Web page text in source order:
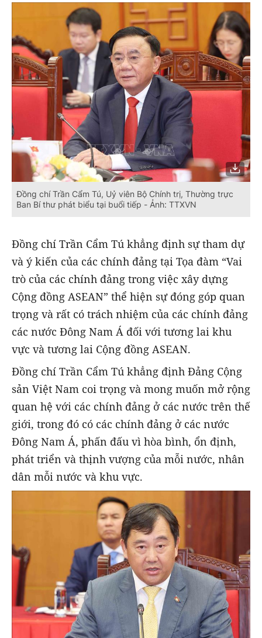
Đồng chí Trần Cẩm Tú, Uỷ viên Bộ Chính trị, Thường trực
Ban Bí thư phát biểu tại buổi tiếp - Ảnh: TTXVN
Đồng chí Trần Cẩm Tú khẳng định sự tham dự
và ý kiến của các chính đảng tại Tọa đàm “Vai
trò của các chính đảng trong việc xây dựng
Cộng đồng ASEAN” thể hiện sự đóng góp quan
trọng và rất có trách nhiệm của các chính đảng
các nước Đông Nam Á đối với tương lai khu
vực và tương lai Cộng đồng ASEAN.
Đồng chí Trần Cẩm Tú khẳng định Đảng Cộng
sản Việt Nam coi trọng và mong muốn mở rộng
quan hệ với các chính đảng ở các nước trên thế
giới, trong đó có các chính đảng ở các nước
Đông Nam Á, phấn đấu vì hòa bình, ổn định,
phát triển và thịnh vượng của mỗi nước, nhân
dân mỗi nước và khu vực.